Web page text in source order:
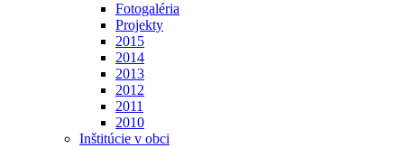
Fotogaléria
Projekty
2015
2014
2013
2012
2011
2010
Inštitúcie v obci